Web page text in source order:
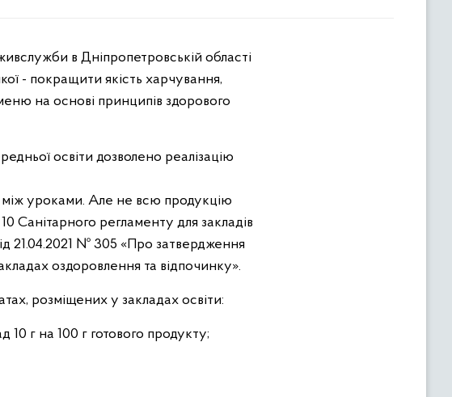
- покращити якість харчування,
на основі принципів здорового
освіти дозволено реалізацію
між уроками. Але не всю продукцію
Cанітарного регламенту для закладів
21.04.2021 № 305 «Про затвердження
оздоровлення та відпочинку».
розміщених у закладах освіти:
10 г на 100 г готового продукту;